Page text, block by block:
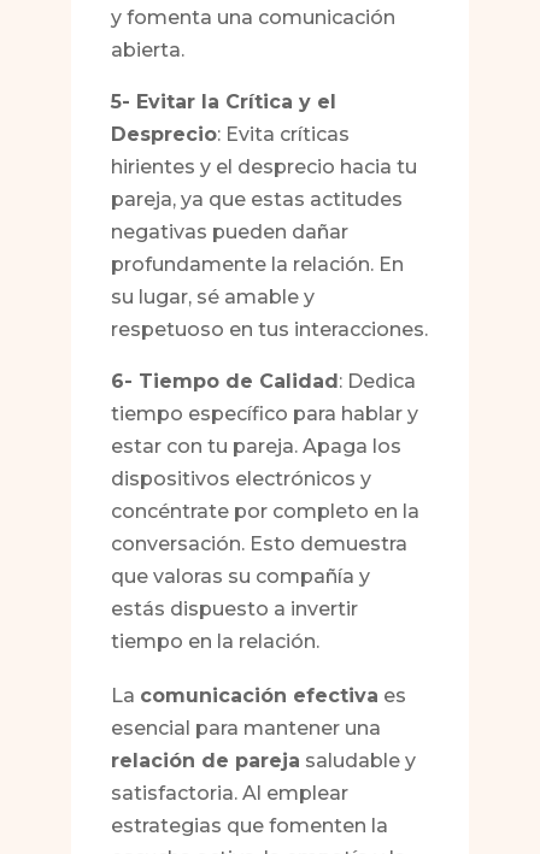
y fomenta una comunicación
abierta.
5- Evitar la Crítica y el
Desprecio: Evita críticas
hirientes y el desprecio hacia tu
pareja, ya que estas actitudes
negativas pueden dañar
profundamente la relación. En
su lugar, sé amable y
respetuoso en tus interacciones.
6- Tiempo de Calidad : Dedica
tiempo específico para hablar y
estar con tu pareja. Apaga los
dispositivos electrónicos y
concéntrate por completo en la
conversación. Esto demuestra
que valoras su compañía y
estás dispuesto a invertir
tiempo en la relación.
La comunicación efectiva es
esencial para mantener una
relación de pareja saludable y
satisfactoria. Al emplear
estrategias que fomenten la